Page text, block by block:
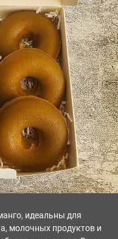
идеальны для
молочных продуктов и